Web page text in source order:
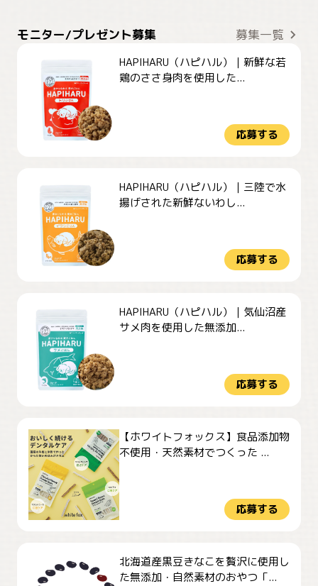
モニター/プレゼント募集 募集一覧
HAPIHARU（ハピハル）｜新鮮な若
鶏のささ身肉を使用した...
応募する
HAPIHARU（ハピハル）｜三陸で水
揚げされた新鮮ないわし...
応募する
HAPIHARU（ハピハル）｜気仙沼産
サメ肉を使用した無添加...
応募する
【ホワイトフォックス】食品添加物
不使用・天然素材でつくった ...
応募する
北海道産黒豆きなこを贅沢に使用し
た無添加・自然素材のおやつ「...